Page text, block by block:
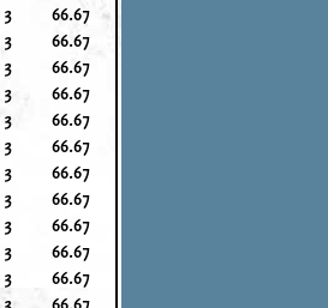
3
66.67
3
66.67
3
66.67
3
66.67
3
66.67
3
66.67
3
66.67
3
66.67
3
66.67
3
66.67
3
66.67